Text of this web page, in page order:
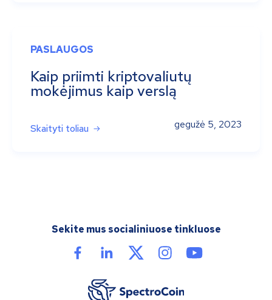
PASLAUGOS
Kaip priimti kriptovaliutų
mokėjimus kaip verslą
Skaityti toliau gegužė 5, 2023
Sekite mus socialiniuose tinkluose